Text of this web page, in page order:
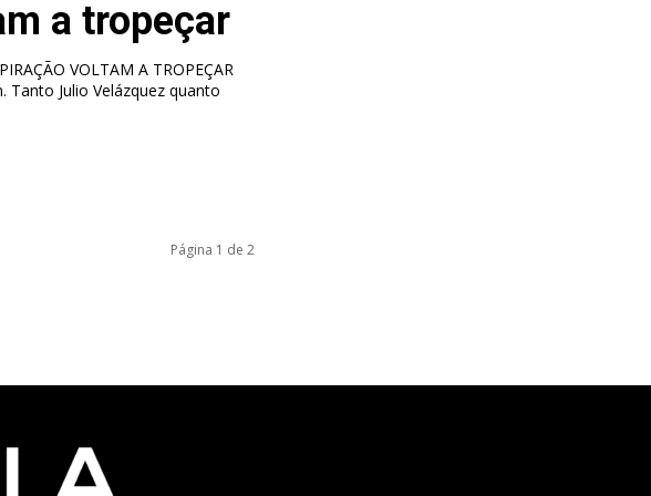
a tropeçar
VOLTAM A TROPEÇAR
Julio Velázquez quanto
Página 1 de 2